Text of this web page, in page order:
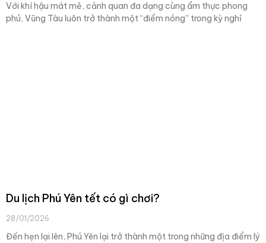
Với khí hậu mát mẻ, cảnh quan đa dạng cùng ẩm thực phong
phú, Vũng Tàu luôn trở thành một “điểm nóng” trong kỳ nghỉ
Du lịch Phú Yên tết có gì chơi?
28/01/2026
Đến hẹn lại lên, Phú Yên lại trở thành một trong những địa điểm lý